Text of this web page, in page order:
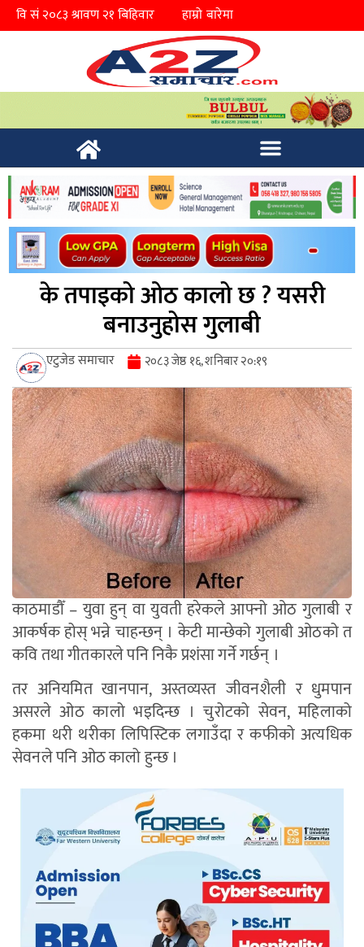
हाम्रो बारेमा
के तपाइको ओठ कालो छ ? यसरी
बनाउनुहोस गुलाबी
एटुजेड समाचार २०८३ जेष्ठ १६, शनिबार २०:१९
काठमाडौँ – युवा हुन् वा युवती हरेकले आफ्नो ओठ गुलाबी र
आकर्षक होस् भन्ने चाहन्छन् । केटी मान्छेको गुलाबी ओठको त
कवि तथा गीतकारले पनि निकै प्रशंसा गर्ने गर्छन् ।
तर अनियमित खानपान, अस्तव्यस्त जीवनशैली र धुमपान
असरले ओठ कालो भइदिन्छ । चुरोटको सेवन, महिलाको
हकमा थरी थरीका लिपिस्टिक लगाउँदा र कफीको अत्यधिक
सेवनले पनि ओठ कालो हुन्छ ।